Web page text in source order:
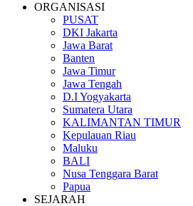
ORGANISASI
PUSAT
DKI Jakarta
Jawa Barat
Banten
Jawa Timur
Jawa Tengah
D.I Yogyakarta
Sumatera Utara
KALIMANTAN TIMUR
Kepulauan Riau
Maluku
BALI
Nusa Tenggara Barat
Papua
SEJARAH